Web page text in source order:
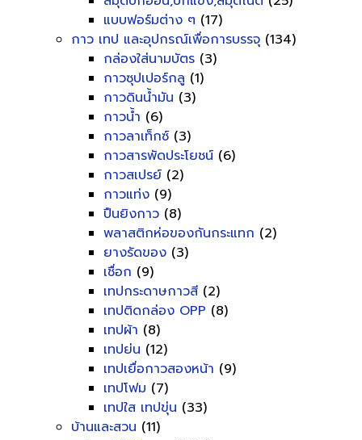
แบบฟอร์มต่าง ๆ (17)
กาว เทป และอุปกรณ์เพื่อการบรรจุ (134)
กล่องใส่นามบัตร (3)
กาวซุปเปอร์กลู (1)
กาวดินน้ำมัน (3)
กาวน้ำ (6)
กาวลาเท็กซ์ (3)
กาวสารพัดประโยชน์ (6)
กาวสเปรย์ (2)
กาวแท่ง (9)
ปืนยิงกาว (8)
พลาสติกห่อของกันกระแทก (2)
ยางรัดของ (3)
เชื่อก (9)
เทปกระดาษกาวสี (2)
เทปติดกล่อง OPP (8)
เทปผ้า (8)
เทปย่น (12)
เทปเยื่อกาวสองหน้า (9)
เทปโฟม (7)
เทปใส เทปขุ่น (33)
บ้านและสวน (11)